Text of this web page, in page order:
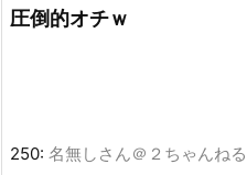
圧倒的オチｗ
250: 名無しさん＠２ちゃんねる